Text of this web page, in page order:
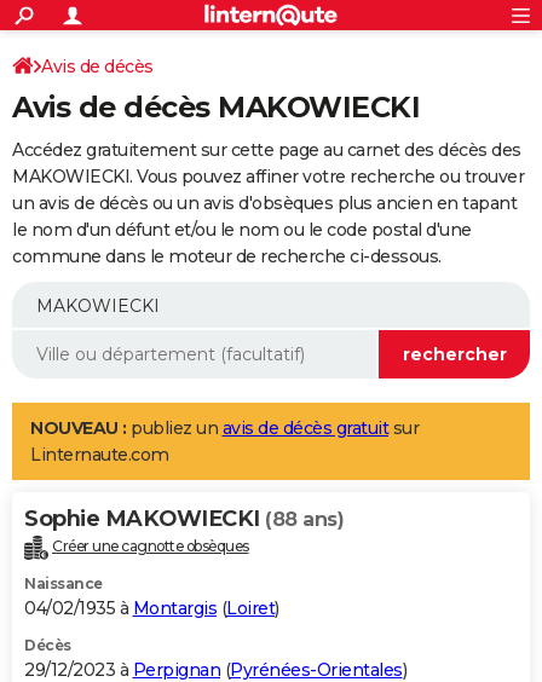
ACTUALITÉS
Politique
Société
Faits Divers
Education
Monde
Villes
+
SPORT
Coupe du monde 2026
Football
Tennis
Cyclisme
Rugby
Forum
Programme TV
TNT
Streaming
Cinéma
Sorties cinéma
Musique
+
FINANCE
Impôts
Immobilier
Risques naturels par ville
Banque
Assurance
Crédit
AUTO
Essais
Réserver un essai
Citadines
Berlines
SUV
Forum auto
+
Mobiles
Meilleur smartphone
Internet
Ordinateurs
Jeux vidéo
Guide high-tech
Aménagement intérieur
LIFESTYLE
Art de vivre
Bien-être
Loisirs
Mode
Modes de vie
Alimentation
Guide de la santé
Maladies
Médicaments
Sommeil
VOYAGE
Destinations
City break
Voyage nature
Voyage de noces
Forum
Climat
+PHOTO
GUIDES D'ACHAT
BONS PLANS
Avis de décès
Avis de décès MAKOWIECKI
Accédez gratuitement sur cette page au carnet des décès des
MAKOWIECKI. Vous pouvez affiner votre recherche ou trouver
un avis de décès ou un avis d'obsèques plus ancien en tapant
le nom d'un défunt et/ou le nom ou le code postal d'une
commune dans le moteur de recherche ci-dessous.
NOUVEAU : publiez un avis de décès gratuitsur
Linternaute.com
Sophie MAKOWIECKI (88 ans)
Créer une cagnotte obsèques
Naissance
04/02/1935 à Montargis (Loiret)
Décès
29/12/2023 à Perpignan (Pyrénées-Orientales)